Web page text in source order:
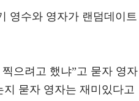
영수와 영자가 랜덤데이트
으려고 했냐”고 묻자 영자
묻자 영자는 재미있다고